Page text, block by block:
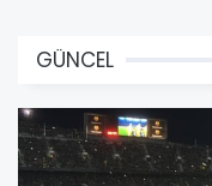
GÜNCEL